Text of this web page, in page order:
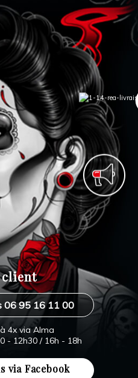
client
06 95 16 11 00
4x via Alma
- 12h30 / 16h - 18h
via Facebook